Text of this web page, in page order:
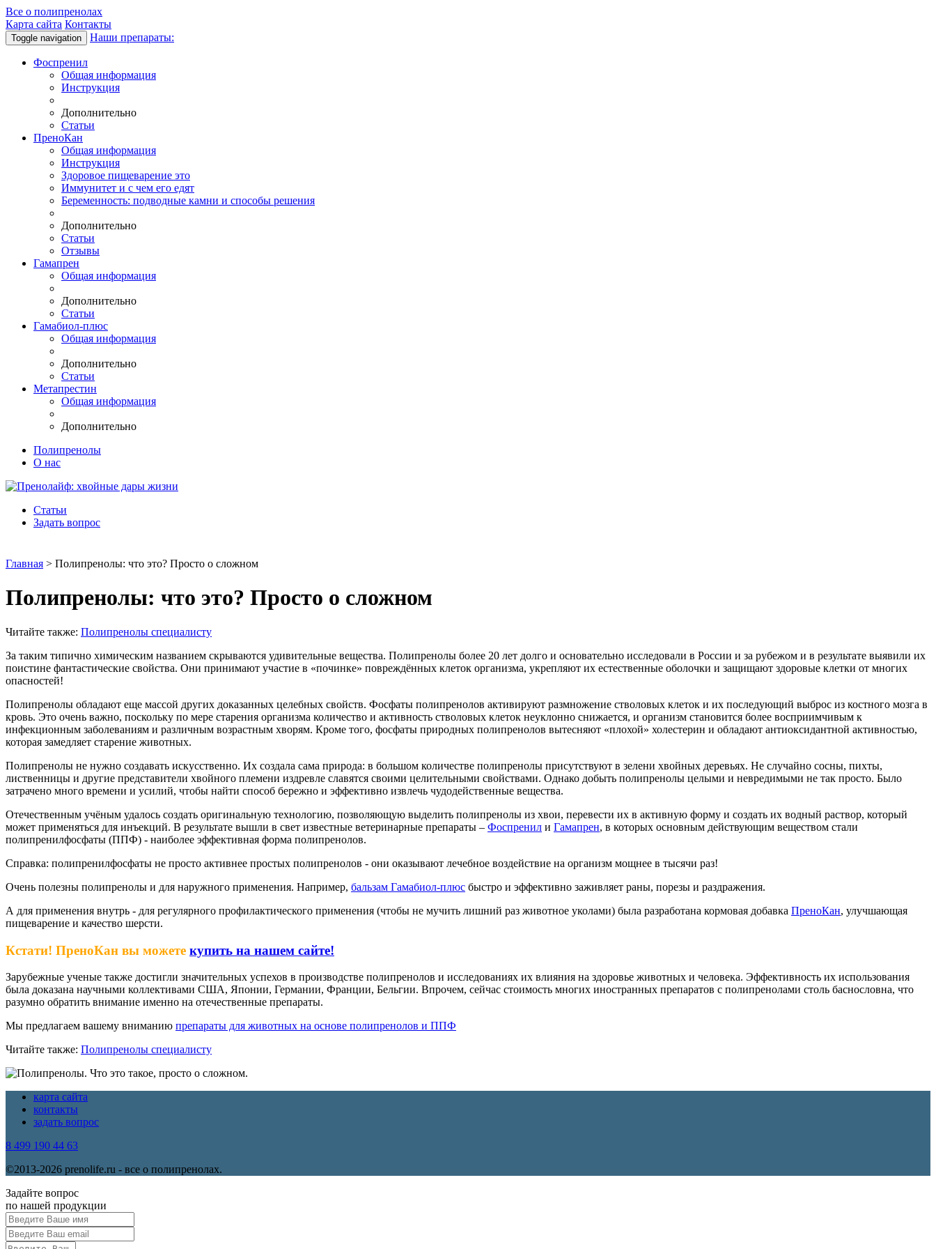
Все о полипренолах
Карта сайта Контакты
Toggle navigation Наши препараты:
Фоспренил
Общая информация
Инструкция
Дополнительно
Статьи
ПреноКан
Общая информация
Инструкция
Здоровое пищеварение это
Иммунитет и с чем его едят
Беременность: подводные камни и способы решения
Дополнительно
Статьи
Отзывы
Гамапрен
Общая информация
Дополнительно
Статьи
Гамабиол-плюс
Общая информация
Дополнительно
Статьи
Метапрестин
Общая информация
Дополнительно
Полипренолы
О нас
Статьи
Задать вопрос
Главная > Полипренолы: что это? Просто о сложном
Полипренолы: что это? Просто о сложном
Читайте также: Полипренолы специалисту
За таким типично химическим названием скрываются удивительные вещества. Полипренолы более 20 лет долго и основательно исследовали в России и за рубежом и в результате выявили их
поистине фантастические свойства. Они принимают участие в «починке» повреждённых клеток организма, укрепляют их естественные оболочки и защищают здоровые клетки от многих
опасностей!
Полипренолы обладают еще массой других доказанных целебных свойств. Фосфаты полипренолов активируют размножение стволовых клеток и их последующий выброс из костного мозга в
кровь. Это очень важно, поскольку по мере старения организма количество и активность стволовых клеток неуклонно снижается, и организм становится более восприимчивым к
инфекционным заболеваниям и различным возрастным хворям. Кроме того, фосфаты природных полипренолов вытесняют «плохой» холестерин и обладают антиоксидантной активностью,
которая замедляет старение животных.
Полипренолы не нужно создавать искусственно. Их создала сама природа: в большом количестве полипренолы присутствуют в зелени хвойных деревьях. Не случайно сосны, пихты,
лиственницы и другие представители хвойного племени издревле славятся своими целительными свойствами. Однако добыть полипренолы целыми и невредимыми не так просто. Было
затрачено много времени и усилий, чтобы найти способ бережно и эффективно извлечь чудодейственные вещества.
Отечественным учёным удалось создать оригинальную технологию, позволяющую выделить полипренолы из хвои, перевести их в активную форму и создать их водный раствор, который
может применяться для инъекций. В результате вышли в свет известные ветеринарные препараты – Фоспренил и Гамапрен, в которых основным действующим веществом стали
полипренилфосфаты (ППФ) - наиболее эффективная форма полипренолов.
Справка: полипренилфосфаты не просто активнее простых полипренолов - они оказывают лечебное воздействие на организм мощнее в тысячи раз!
Очень полезны полипренолы и для наружного применения. Например, бальзам Гамабиол-плюс быстро и эффективно заживляет раны, порезы и раздражения.
А для применения внутрь - для регулярного профилактического применения (чтобы не мучить лишний раз животное уколами) была разработана кормовая добавка ПреноКан, улучшающая
пищеварение и качество шерсти.
Кстати! ПреноКан вы можете купить на нашем сайте!
Зарубежные ученые также достигли значительных успехов в производстве полипренолов и исследованиях их влияния на здоровье животных и человека. Эффективность их использования
была доказана научными коллективами США, Японии, Германии, Франции, Бельгии. Впрочем, сейчас стоимость многих иностранных препаратов с полипренолами столь баснословна, что
разумно обратить внимание именно на отечественные препараты.
Мы предлагаем вашему вниманию препараты для животных на основе полипренолов и ППФ
Читайте также: Полипренолы специалисту
карта сайта
контакты
задать вопрос
8 499 190 44 63
©2013-2026 prenolife.ru - все о полипренолах.
Задайте вопрос
по нашей продукции